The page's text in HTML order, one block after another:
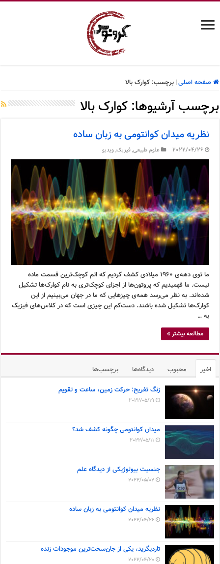
صفحه اصلی| برچسب:کوارک بالا
برچسب آرشیوها:کوارک بالا
نظریه میدان کوانتومی به زبان ساده
2022/04/26 علوم طبیعی,فیزیک,ویدیو
ما توی دهه‌ی ۱۹۶۰ میلادی کشف کردیم که اتم کوچک‌ترین قسمت ماده
نیست. ما فهمیدیم که پروتون‌ها از اجزای کوچک‌تری به نام کوارک‌ها تشکیل
شده‌اند. به نظر می‌رسد همه‌ی چیزهایی که ما در جهان می‌بینیم از این
کوارک‌ها تشکیل شده باشند. دست‌کم این چیزی است که در کلاس‌های فیزیک
به …
مطالعه بیشتر »
اخیر محبوب دیدگاه‌ها برچسب‌ها
زنگ تفریح: حرکت زمین، ساعت و تقویم
2022/05/19
میدان کوانتومی چگونه کشف شد؟
2022/05/11
جنسیت بیولوژیکی از دیدگاه علم
2022/05/02
نظریه میدان کوانتومی به زبان ساده
2022/04/26
تاردیگرید، یکی از جان‌سخت‌ترین موجودات زنده
2022/04/20